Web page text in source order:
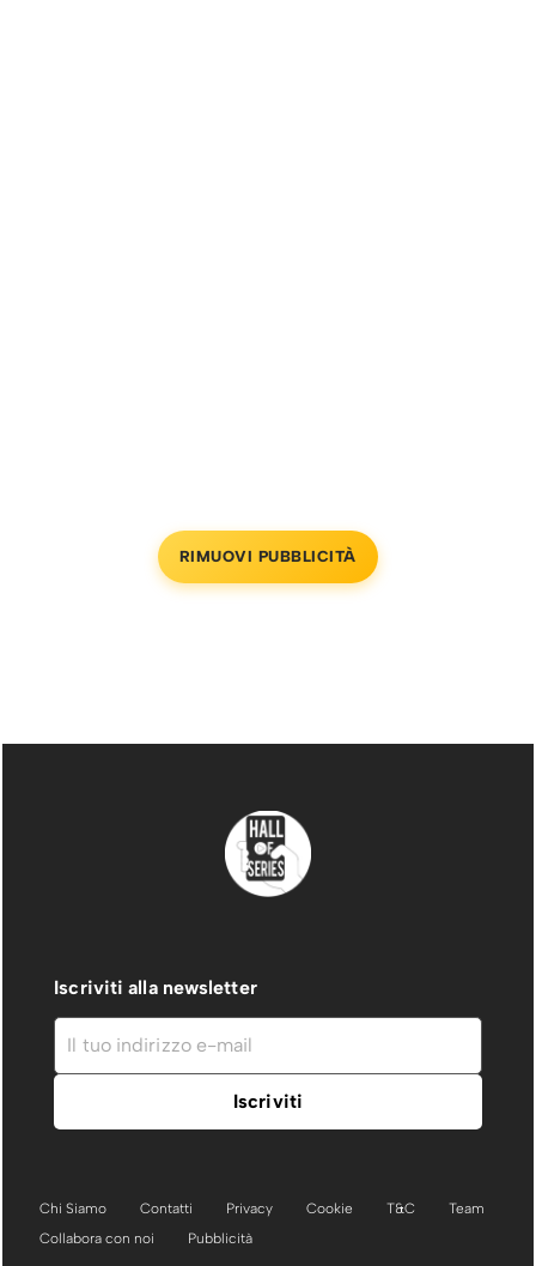
RIMUOVI PUBBLICITÀ
Iscriviti alla newsletter
Chi Siamo Contatti Privacy Cookie T&C
Team
Collabora con noi
Pubblicità